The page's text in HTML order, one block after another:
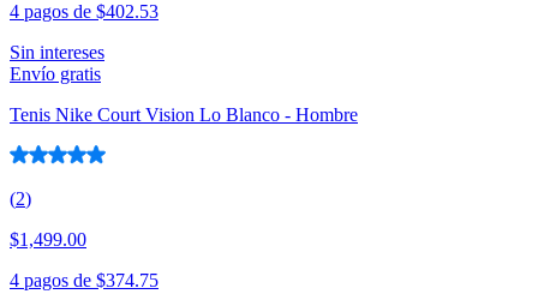
4 pagos de $402.53
Sin intereses
Envío gratis
Tenis Nike Court Vision Lo Blanco - Hombre
(2)
$1,499.00
4 pagos de $374.75